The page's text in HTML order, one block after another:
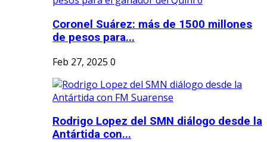
Coronel Suárez: más de 1500 millones
de pesos para...
Feb 27, 2025 0
Rodrigo Lopez del SMN diálogo desde la
Antártida con...